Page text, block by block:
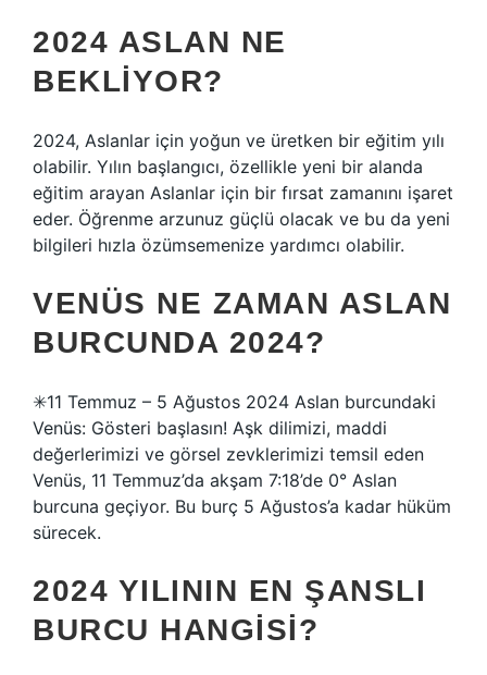
2024 ASLAN NE
BEKLIYOR?
2024, Aslanlar için yoğun ve üretken bir eğitim yılı
olabilir. Yılın başlangıcı, özellikle yeni bir alanda
eğitim arayan Aslanlar için bir fırsat zamanını işaret
eder. Öğrenme arzunuz güçlü olacak ve bu da yeni
bilgileri hızla özümsemenize yardımcı olabilir.
VENÜS NE ZAMAN ASLAN
BURCUNDA 2024?
✳11 Temmuz – 5 Ağustos 2024 Aslan burcundaki
Venüs: Gösteri başlasın! Aşk dilimizi, maddi
değerlerimizi ve görsel zevklerimizi temsil eden
Venüs, 11 Temmuz’da akşam 7:18’de 0° Aslan
burcuna geçiyor. Bu burç 5 Ağustos’a kadar hüküm
sürecek.
2024 YILININ EN ŞANSLI
BURCU HANGISI?